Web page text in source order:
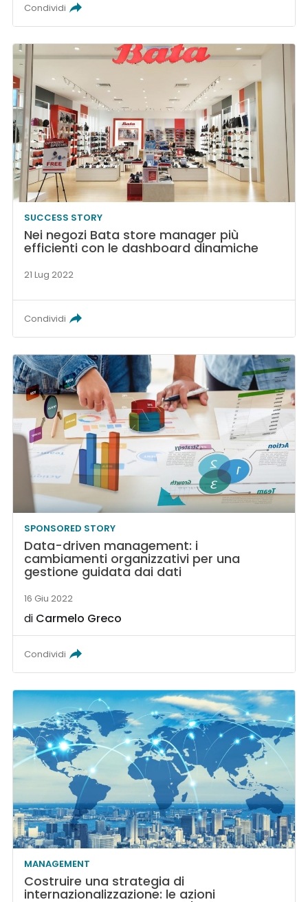
Condividi
SUCCESS STORY
Nei negozi Bata store manager più
efficienti con le dashboard dinamiche
21 Lug 2022
Condividi
SPONSORED STORY
Data-driven management: i
cambiamenti organizzativi per una
gestione guidata dai dati
16 Giu 2022
di Carmelo Greco
Condividi
MANAGEMENT
Costruire una strategia di
internazionalizzazione: le azioni